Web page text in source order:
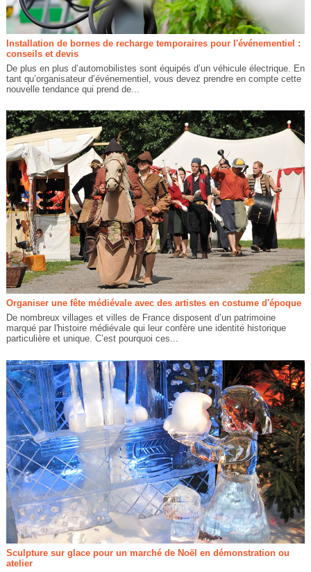
Installation de bornes de recharge temporaires pour l'événementiel :
conseils et devis
De plus en plus d’automobilistes sont équipés d’un véhicule électrique. En
tant qu’organisateur d’événementiel, vous devez prendre en compte cette
nouvelle tendance qui prend de...
Organiser une fête médiévale avec des artistes en costume d'époque
De nombreux villages et villes de France disposent d’un patrimoine
marqué par l'histoire médiévale qui leur confère une identité historique
particulière et unique. C’est pourquoi ces...
Sculpture sur glace pour un marché de Noël en démonstration ou
atelier